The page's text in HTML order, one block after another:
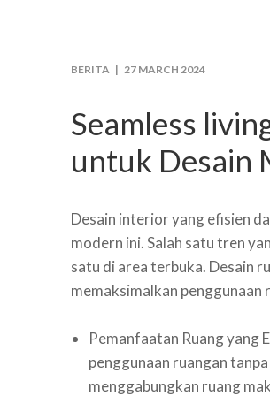
BERITA | 27 MARCH 2024
Seamless
untuk Desain
Desain interior yang efisien
modern ini. Salah satu tren
satu di area terbuka. Desain
memaksimalkan penggunaan
Pemanfaatan Ruang yang
penggunaan ruangan
menggabungkan ruang